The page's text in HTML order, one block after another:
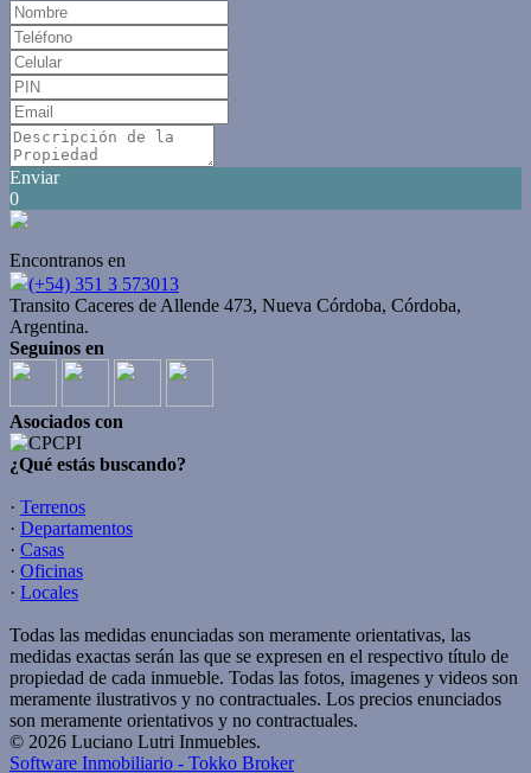
Enviar
0
Encontranos en
(+54) 351 3 573013
Transito Caceres de Allende 473, Nueva Córdoba, Córdoba,
Argentina.
Seguinos en
Asociados con
¿Qué estás buscando?
· Terrenos
· Departamentos
· Casas
· Oficinas
· Locales
Todas las medidas enunciadas son meramente orientativas, las
medidas exactas serán las que se expresen en el respectivo título de
propiedad de cada inmueble. Todas las fotos, imagenes y videos son
meramente ilustrativos y no contractuales. Los precios enunciados
son meramente orientativos y no contractuales.
© 2026 Luciano Lutri Inmuebles.
Software Inmobiliario - Tokko Broker